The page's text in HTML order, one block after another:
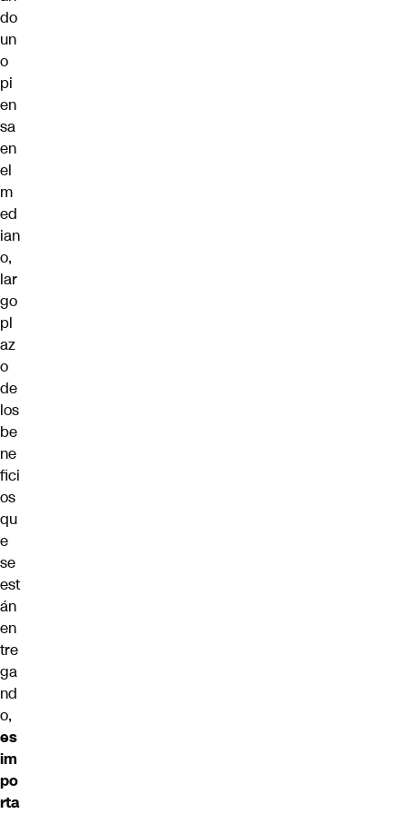
do
un
o
pi
en
sa
en
el
m
ed
ian
o,
lar
go
pl
az
o
de
los
be
ne
fici
os
qu
e
se
est
án
en
tre
ga
nd
o,
es
im
po
rta